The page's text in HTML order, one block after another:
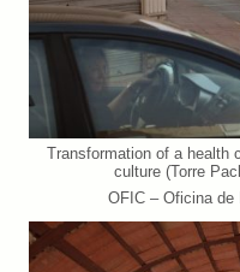
Transformation of a health
culture (Torre
OFIC – Oficina de